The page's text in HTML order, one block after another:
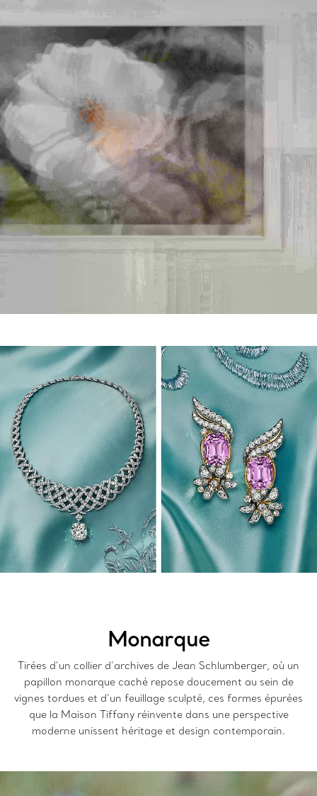
Monarque
Tirées d’un collier d’archives de Jean Schlumberger, où un
papillon monarque caché repose doucement au sein de
vignes tordues et d’un feuillage sculpté, ces formes épurées
que la Maison Tiffany réinvente dans une perspective
moderne unissent héritage et design contemporain.